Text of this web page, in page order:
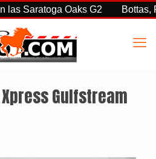
Oaks G2 Bottas,
Gulfstream